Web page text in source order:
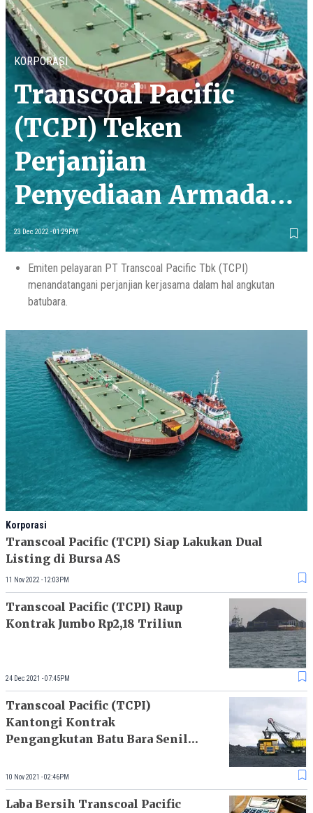
KORPORASI
Transcoal Pacific
(TCPI) Teken
Perjanjian
Penyediaan Armada
Angkutan Batu Bara
Senilai Rp1,5 Triliun
23 Dec 2022 - 01:29PM
Emiten pelayaran PT Transcoal Pacific Tbk (TCPI)
menandatangani perjanjian kerjasama dalam hal angkutan
batubara.
Korporasi
Transcoal Pacific (TCPI) Siap Lakukan Dual
Listing di Bursa AS
11 Nov 2022 - 12:03PM
Transcoal Pacific (TCPI) Raup
Kontrak Jumbo Rp2,18 Triliun
24 Dec 2021 - 07:45PM
Transcoal Pacific (TCPI)
Kantongi Kontrak
Pengangkutan Batu Bara Senilai
10 Nov 2021 - 02:46PM
Laba Bersih Transcoal Pacific